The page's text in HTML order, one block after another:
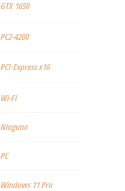
‎GTX 1650
‎PC2-4200
‎PCI-Express x16
‎Wi-Fi
‎Ninguno
‎PC
‎Windows 11 Pro